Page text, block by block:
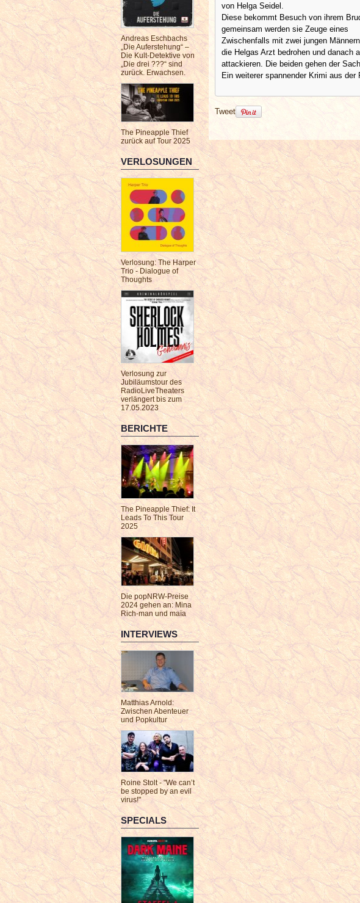
Andreas Eschbachs
„Die Auferstehung“ –
Die Kult-Detektive von
„Die drei ???“ sind
zurück. Erwachsen.
The Pineapple Thief
zurück auf Tour 2025
VERLOSUNGEN
Verlosung: The Harper
Trio - Dialogue of
Thoughts
Verlosung zur
Jubiläumstour des
RadioLiveTheaters
verlängert bis zum
17.05.2023
BERICHTE
The Pineapple Thief: It
Leads To This Tour
2025
Die popNRW-Preise
2024 gehen an: Mina
Rich-man und maïa
INTERVIEWS
Matthias Arnold:
Zwischen Abenteuer
und Popkultur
Roine Stolt - "We can’t
be stopped by an evil
virus!"
SPECIALS
von Helga Seidel.
Diese bekommt Besuch von ihrem
gemeinsam werden sie Zeuge eines
Zwischenfalls mit zwei jungen
die Helgas Arzt bedrohen und danach
attackieren. Die beiden gehen der
Ein weiterer spannender Krimi aus
Tweet